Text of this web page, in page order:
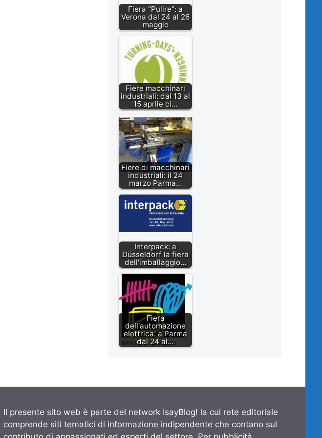
Fiera "Pulire": a
Verona dal 24 al 26
maggio
Fiere macchinari
industriali: dal 13 al
15 aprile ci…
Fiere di macchinari
industriali: il 24
marzo Parma…
Interpack: a
Düsseldorf la fiera
dell'imballaggio…
Fiera
dell'automazione
elettrica: a Parma
dal 24 al…
Il presente sito web è parte del network IsayBlog! la cui rete editoriale
comprende siti tematici di informazione indipendente che contano sul